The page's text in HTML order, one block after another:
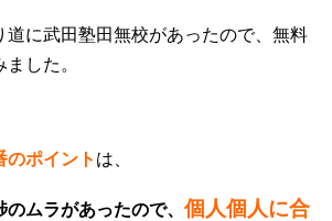
道に武田塾田無校があったので、無料
した。
のポイント は、
ムラがあったので、 個人個人に合